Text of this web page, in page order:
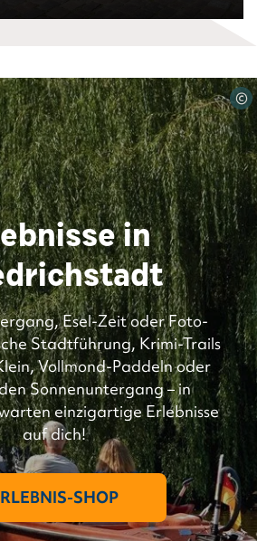
©
in
Esel-Zeit oder Foto-
Stadtführung, Krimi-Trails
Vollmond-Paddeln oder
Sonnenuntergang – in
einzigartige Erlebnisse
auf dich!
SHOP